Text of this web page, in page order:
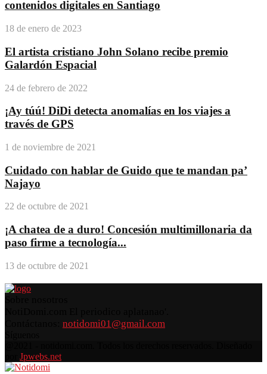
contenidos digitales en Santiago
18 de enero de 2023
El artista cristiano John Solano recibe premio
Galardón Espacial
24 de febrero de 2022
¡Ay túú! DiDi detecta anomalías en los viajes a
través de GPS
1 de noviembre de 2021
Cuidado con hablar de Guido que te mandan pa’
Najayo
22 de octubre de 2021
¡A chatea de a duro! Concesión multimillonaria da
paso firme a tecnología...
13 de octubre de 2021
notidomi01@gmail.com
Jpwebs.net